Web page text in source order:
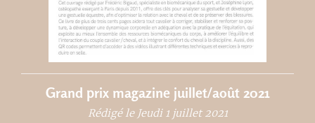
Grand prix magazine juillet/août 2021
Rédigé le Jeudi 1 juillet 2021